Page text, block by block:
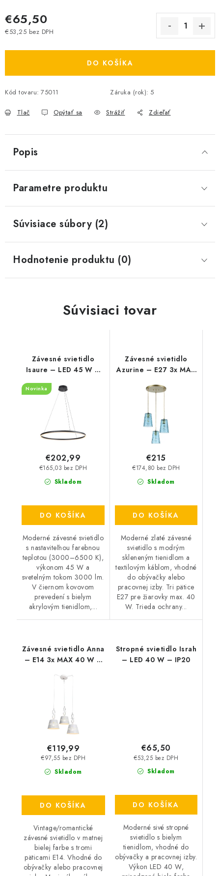
€65,50
€53,25 bez DPH
DO KOŠÍKA
Kód tovaru: 75011 Záruka (rok): 5
Tlač Opýtať sa Strážiť Zdieľať
Popis
Parametre produktu
Súvisiace súbory (2)
Hodnotenie produktu (0)
Súvisiaci tovar
Závesné svietidlo
Isaure – LED 45 W –
Novinka
Skladom
€165,03 bez DPH
€202,99
DO KOŠÍKA
Moderné závesné svietidlo
s nastaviteľnou farebnou
teplotou (3000–6500 K),
výkonom 45 W a
svetelným tokom 3000 lm.
V čiernom kovovom
prevedení s bielym
akrylovým tienidlom,...
Závesné svietidlo
Azurine – E27 3x MAX
Skladom
€174,80 bez DPH
€215
DO KOŠÍKA
Moderné zlaté závesné
svietidlo s modrým
skleneným tienidlom a
textilovým káblom, vhodné
do obývačky alebo
pracovnej izby. Tri pätice
E27 pre žiarovky max. 40
W. Trieda ochrany...
Závesné svietidlo Anna
– E14 3x MAX 40 W –
Skladom
€97,55 bez DPH
€119,99
DO KOŠÍKA
Vintage/romantické
závesné svietidlo v matnej
bielej farbe s tromi
päticami E14. Vhodné do
obývačky alebo pracovnej
Stropné svietidlo Israh
– LED 40 W – IP20
Skladom
€53,25 bez DPH
€65,50
DO KOŠÍKA
Moderné sivé stropné
svietidlo s bielym
tienidlom, vhodné do
obývačky a pracovnej izby.
Výkon LED 40 W,